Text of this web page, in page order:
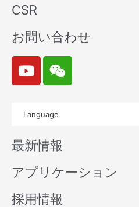
CSR
お問い合わせ
Y
o
u
b
e
W
e
i
n
Language
最新情報
アプリケーション
採用情報